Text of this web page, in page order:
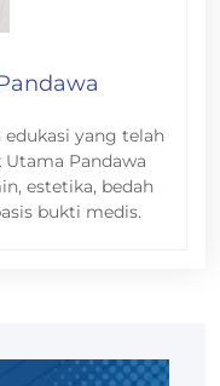
yang telah
Pandawa
estetika, bedah
bukti medis.